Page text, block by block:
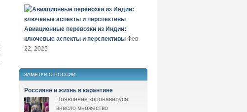
Авиационные перевозки из Индии:
ключевые аспекты и перспективы Фев
22, 2025
ЗАМЕТКИ О РОССИИ
Россияне и жизнь в карантине
Появление коронавируса
внесло множество